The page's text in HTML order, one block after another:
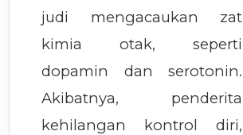
judi mengacaukan zat
kimia otak, seperti
dopamin dan serotonin.
Akibatnya, penderita
kehilangan kontrol diri,